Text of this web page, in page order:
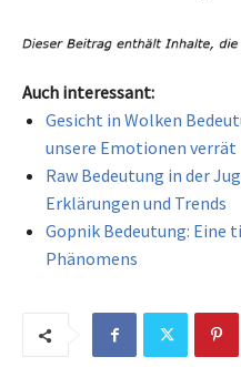
Auch interessant:
Gesicht in Wolken
unsere Emotionen verrät
Raw Bedeutung in der
Erklärungen und Trends
Gopnik Bedeutung: Eine
Phänomens